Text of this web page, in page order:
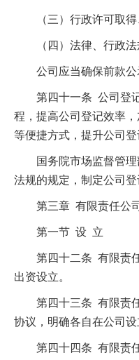
（三）行政许可取得
（四）法律、行政法
公司应当确保前款公
第四十一条 公司登记
程，提高公司登记效率
等便捷方式，提升公司登
国务院市场监督管理
法规的规定，制定公司登
第三章 有限责任公司
第一节 设 立
第四十二条 有限责任
出资设立。
第四十三条 有限责任
协议，明确各自在公司设
第四十四条 有限责任